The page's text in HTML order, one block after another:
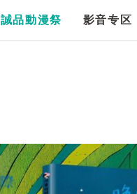
誠品動漫祭 影音专区